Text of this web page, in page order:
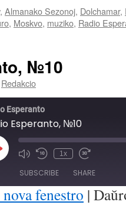
, Almanako Sezonoj, Dolchamar,
, Moskvo, muziko, Radio
№10
Redakcio
Esperanto
Esperanto, №10
Mute/Unmute
Rewind
Seconds
1x
Fast
30
seconds
SUBSCRIBE SHARE
fenestro |